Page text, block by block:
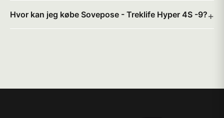
Hvor kan jeg købe Sovepose - Treklife Hyper 4S -9?